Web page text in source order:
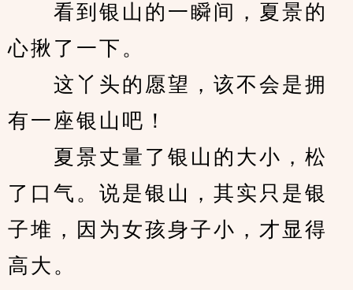
看到银山的一瞬间，夏景的
心揪了一下。
这丫头的愿望，该不会是拥
有一座银山吧！
夏景丈量了银山的大小，松
了口气。说是银山，其实只是银
子堆，因为女孩身子小，才显得
高大。